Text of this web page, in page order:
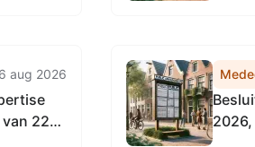
6 aug 2026
22